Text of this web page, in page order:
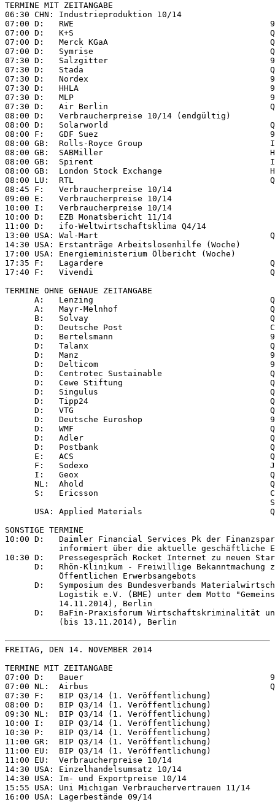
TERMINE MIT ZEITANGABE
06:30 CHN: Industrieproduktion 10/14
07:00 D:   RWE
07:00 D:   K+S                                        Q3-
07:00 D:   Merck KGaA
07:00 D:   Symrise
07:30 D:   Salzgitter
07:30 D:   Stada                                      Q3-
07:30 D:   Nordex
07:30 D:   HHLA
07:30 D:   MLP
07:30 D:   Air Berlin                                 Q3-
08:00 D:   Verbraucherpreise 10/14 (endgültig)
08:00 D:   Solarworld
08:00 F:   GDF Suez
08:00 GB:  Rolls-Royce Group
08:00 GB:  SABMiller
08:00 GB:  Spirent
08:00 GB:  London Stock Exchange
08:00 LU:  RTL                                        Q3-
08:45 F:   Verbraucherpreise 10/14
09:00 E:   Verbraucherpreise 10/14
10:00 I:   Verbraucherpreise 10/14
10:00 D:   EZB Monatsbericht 11/14
11:00 D:   ifo-Weltwirtschaftsklima Q4/14
13:00 USA: Wal-Mart
14:30 USA: Erstanträge Arbeitslosenhilfe (Woche)
17:00 USA: Energieministerium Ölbericht (Woche)
17:35 F:   Lagardere
17:40 F:   Vivendi                                    Q3-
TERMINE OHNE GENAUE ZEITANGABE
A:   Lenzing
A:   Mayr-Melnhof
B:   Solvay
D:   Deutsche Post
D:   Bertelsmann
D:   Talanx
D:   Manz
D:   Delticom
D:   Centrotec Sustainable
D:   Cewe Stiftung
D:   Singulus
D:   Tipp24
D:   VTG
D:   Deutsche Euroshop
D:   WMF
D:   Adler
D:   Postbank
E:   ACS
F:   Sodexo
I:   Geox
NL:  Ahold
S:   Ericsson
USA: Applied Materials
SONSTIGE TERMINE
10:00 D:   Daimler Financial Services Pk der
informiert über die aktuelle geschäftliche
10:30 D:   Pressegespräch Rocket Internet zu neuen
D:   Rhön-Klinikum - Freiwillige Bekanntmachung
           Öffentlichen Erwerbsangebots
D:   Symposium des Bundesverbands
Logistik e.V. (BME) unter dem Motto
           14.11.2014), Berlin
D:   BaFin-Praxisforum Wirtschaftskriminalität
           (bis 13.11.2014), Berlin
FREITAG, DEN 14. NOVEMBER 2014
TERMINE MIT ZEITANGABE
07:00 D:   Bauer
07:00 NL:  Airbus                                     Q3-
07:30 F:   BIP Q3/14 (1. Veröffentlichung)
08:00 D:   BIP Q3/14 (1. Veröffentlichung)
09:30 NL:  BIP Q3/14 (1. Veröffentlichung)
10:00 I:   BIP Q3/14 (1. Veröffentlichung)
10:30 P:   BIP Q3/14 (1. Veröffentlichung)
11:00 GR:  BIP Q3/14 (1. Veröffentlichung)
11:00 EU:  BIP Q3/14 (1. Veröffentlichung)
11:00 EU:  Verbraucherpreise 10/14
14:30 USA: Einzelhandelsumsatz 10/14
14:30 USA: Im- und Exportpreise 10/14
15:55 USA: Uni Michigan Verbrauchervertrauen 11/14
16:00 USA: Lagerbestände 09/14